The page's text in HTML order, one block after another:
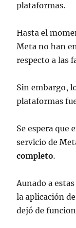
plataformas.
Hasta el
Meta no han
respecto a las
Sin embargo,
plataformas
Se espera que
servicio de
completo.
Aunado a
la aplicación
dejó de